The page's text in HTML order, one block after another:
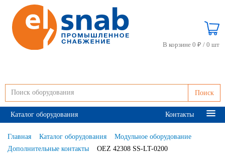
Поиск
В корзине 0 ₽ / 0 шт
Каталог оборудования Контакты
Главная Каталог оборудования
Модульное оборудование
Дополнительные контакты
OEZ 42308 SS-LT-0200